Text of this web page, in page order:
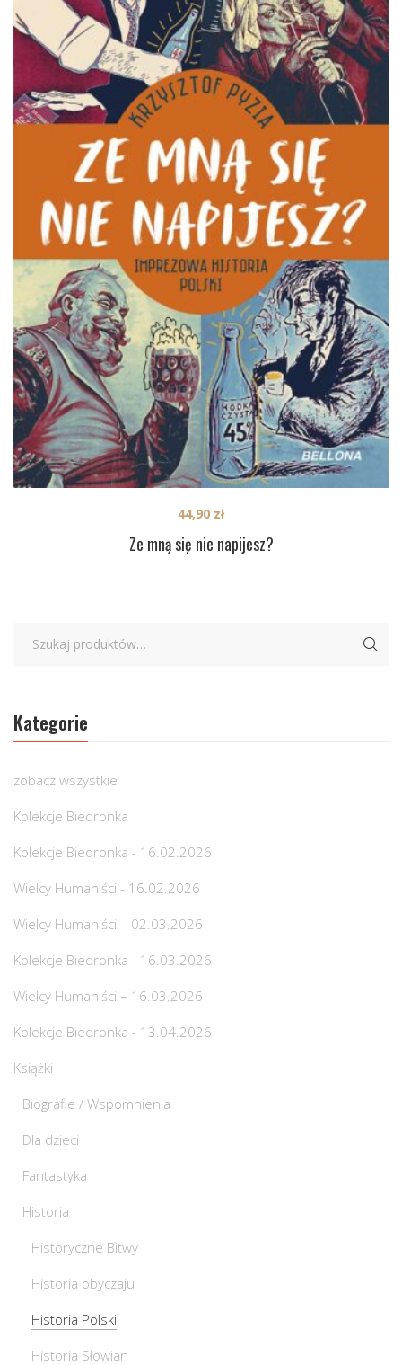
Ze mną się nie napijesz?
44,90 zł
Kategorie
zobacz wszystkie
Kolekcje Biedronka
Kolekcje Biedronka - 16.02.2026
Wielcy Humaniści - 16.02.2026
Wielcy Humaniści – 02.03.2026
Kolekcje Biedronka - 16.03.2026
Wielcy Humaniści – 16.03.2026
Kolekcje Biedronka - 13.04.2026
Książki
Biografie / Wspomnienia
Dla dzieci
Fantastyka
Historia
Historyczne Bitwy
Historia obyczaju
Historia Polski
Historia Słowian